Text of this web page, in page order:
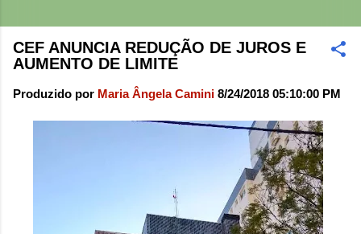
CEF ANUNCIA REDUÇÃO DE JUROS E
AUMENTO DE LIMITE
Produzido por Maria Ângela Camini 8/24/2018 05:10:00 PM